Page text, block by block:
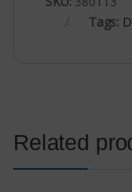
Tags:
Related